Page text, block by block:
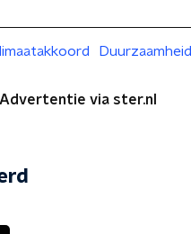
Duurzaamheid
Advertentie via ster.nl